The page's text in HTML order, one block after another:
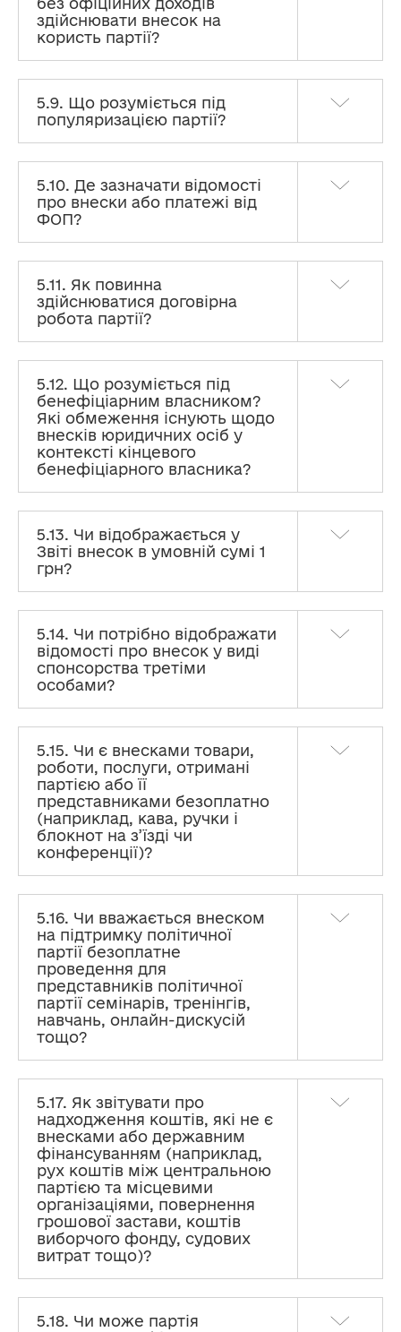
здійснювати внесок на
користь партії?
5.9. Що розуміється під
популяризацією партії?
5.10. Де зазначати відомості
про внески або платежі від
ФОП?
5.11. Як повинна
здійснюватися договірна
робота партії?
5.12. Що розуміється під
бенефіціарним власником?
Які обмеження існують щодо
внесків юридичних осіб у
контексті кінцевого
бенефіціарного власника?
5.13. Чи відображається у
Звіті внесок в умовній сумі 1
грн?
5.14. Чи потрібно відображати
відомості про внесок у виді
спонсорства третіми
особами?
5.15. Чи є внесками товари,
роботи, послуги, отримані
партією або її
представниками безоплатно
(наприклад, кава, ручки і
блокнот на з’їзді чи
конференції)?
5.16. Чи вважається внеском
на підтримку політичної
партії безоплатне
проведення для
представників політичної
партії семінарів, тренінгів,
навчань, онлайн-дискусій
тощо?
5.17. Як звітувати про
надходження коштів, які не є
внесками або державним
фінансуванням (наприклад,
рух коштів між центральною
партією та місцевими
організаціями, повернення
грошової застави, коштів
виборчого фонду, судових
витрат тощо)?
5.18. Чи може партія